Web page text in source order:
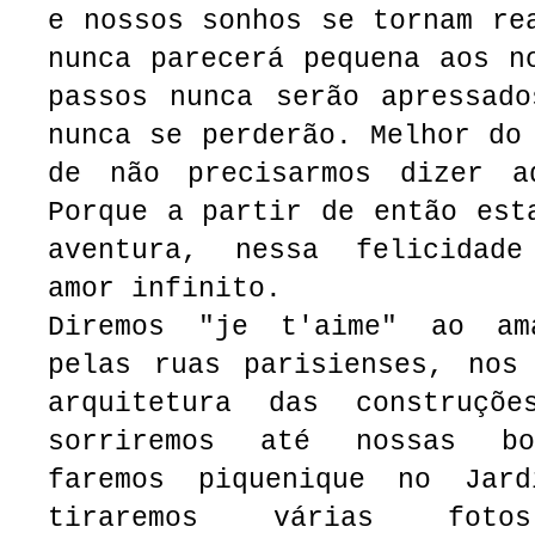
e nossos sonhos se tornam
nunca parecerá pequena aos
passos nunca serão
nunca se perderão. Melhor
de não precisarmos dizer
Porque a partir de então
aventura, nessa
amor infinito.
Diremos "je t'aime" ao
pelas ruas parisienses, nos
arquitetura das
sorriremos até nossas
faremos piquenique no
tiraremos várias